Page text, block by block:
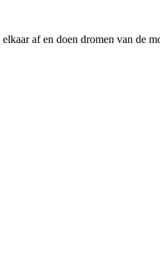
af en doen dromen van de